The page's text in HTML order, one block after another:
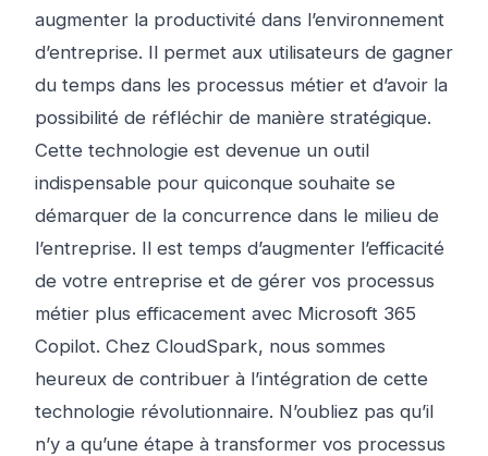
augmenter la productivité dans l’environnement
d’entreprise. Il permet aux utilisateurs de gagner
du temps dans les processus métier et d’avoir la
possibilité de réfléchir de manière stratégique.
Cette technologie est devenue un outil
indispensable pour quiconque souhaite se
démarquer de la concurrence dans le milieu de
l’entreprise. Il est temps d’augmenter l’efficacité
de votre entreprise et de gérer vos processus
métier plus efficacement avec Microsoft 365
Copilot. Chez CloudSpark, nous sommes
heureux de contribuer à l’intégration de cette
technologie révolutionnaire. N’oubliez pas qu’il
n’y a qu’une étape à transformer vos processus